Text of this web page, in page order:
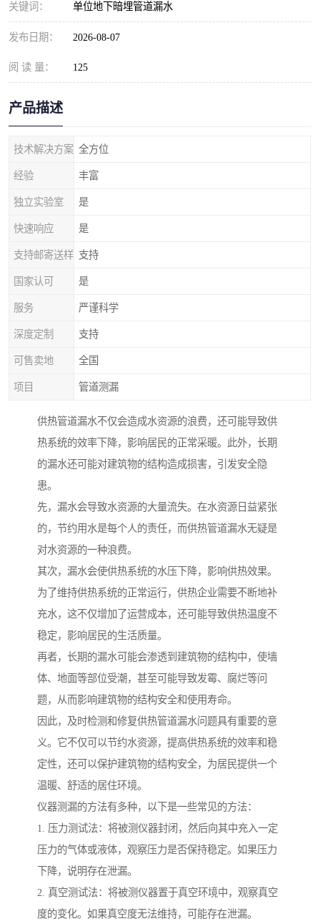
关键词： 单位地下暗埋管道漏水
发布日期： 2026-08-07
阅 读 量： 125
产品描述
技术解决方案 全方位
经验 丰富
独立实验室 是
快速响应 是
支持邮寄送样 支持
国家认可 是
服务 严谨科学
深度定制 支持
可售卖地 全国
项目 管道测漏
供热管道漏水不仅会造成水资源的浪费，还可能导致供
热系统的效率下降，影响居民的正常采暖。此外，长期
的漏水还可能对建筑物的结构造成损害，引发安全隐
患。
先，漏水会导致水资源的大量流失。在水资源日益紧张
的，节约用水是每个人的责任，而供热管道漏水无疑是
对水资源的一种浪费。
其次，漏水会使供热系统的水压下降，影响供热效果。
为了维持供热系统的正常运行，供热企业需要不断地补
充水，这不仅增加了运营成本，还可能导致供热温度不
稳定，影响居民的生活质量。
再者，长期的漏水可能会渗透到建筑物的结构中，使墙
体、地面等部位受潮，甚至可能导致发霉、腐烂等问
题，从而影响建筑物的结构安全和使用寿命。
因此，及时检测和修复供热管道漏水问题具有重要的意
义。它不仅可以节约水资源，提高供热系统的效率和稳
定性，还可以保护建筑物的结构安全，为居民提供一个
温暖、舒适的居住环境。
仪器测漏的方法有多种，以下是一些常见的方法：
1. 压力测试法：将被测仪器封闭，然后向其中充入一定
压力的气体或液体，观察压力是否保持稳定。如果压力
下降，说明存在泄漏。
2. 真空测试法：将被测仪器置于真空环境中，观察真空
度的变化。如果真空度无法维持，可能存在泄漏。